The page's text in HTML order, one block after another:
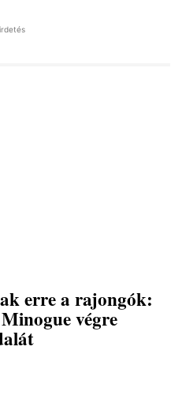
erre a rajongók:
végre